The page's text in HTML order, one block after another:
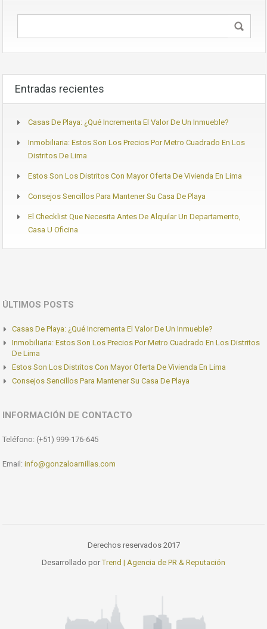
Entradas recientes
Casas De Playa: ¿Qué Incrementa El Valor De Un Inmueble?
Inmobiliaria: Estos Son Los Precios Por Metro Cuadrado En Los
Distritos De Lima
Estos Son Los Distritos Con Mayor Oferta De Vivienda En Lima
Consejos Sencillos Para Mantener Su Casa De Playa
El Checklist Que Necesita Antes De Alquilar Un Departamento,
Casa U Oficina
ÚLTIMOS POSTS
Casas De Playa: ¿Qué Incrementa El Valor De Un Inmueble?
Inmobiliaria: Estos Son Los Precios Por Metro Cuadrado En Los Distritos
De Lima
Estos Son Los Distritos Con Mayor Oferta De Vivienda En Lima
Consejos Sencillos Para Mantener Su Casa De Playa
INFORMACIÓN DE CONTACTO
Teléfono: (+51) 999-176-645
Email: info@gonzaloarnillas.com
Derechos reservados 2017
Desarrollado porTrend | Agencia de PR & Reputación